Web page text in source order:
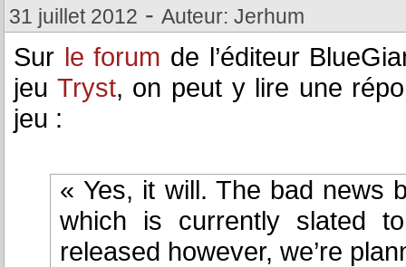
31 juillet 2012 - Auteur: Jerhum
Sur le forum de l’éditeur
jeu Tryst, on peut y lire une
jeu :
« Yes, it will. The bad news
which is currently slated
released however, we’re